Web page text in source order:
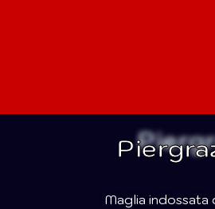
Maglia indossata